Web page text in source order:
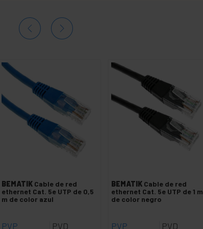
BEMATIK Cable de red
ethernet Cat. 5e UTP de 0,5
m de color azul
PVP PVD
BEMATIK Cable de red
ethernet Cat. 5e UTP de 1 m
de color negro
PVP PVD